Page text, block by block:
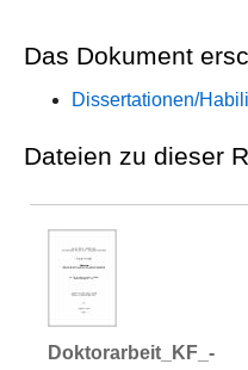
Das Dokument
Dissertationen/
Dateien zu dieser
Doktorarbeit_KF_-